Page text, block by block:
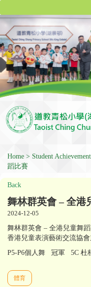
Home Student
蹈比賽
Back
舞林群英會 – 全港
2024-12-05
舞林群英會 – 全港兒童舞
香港兒童表演藝術交流協
P5-P6個人舞 冠軍 5C 杜
體育